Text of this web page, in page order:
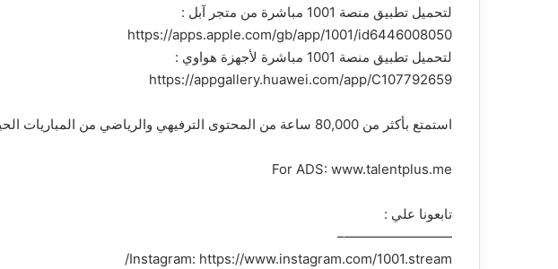
لتحميل تطبيق منصة 1001 مباشرة من متجر آبل :
https://apps.apple.com/gb/app/1001/id6446008050
لتحميل تطبيق منصة 1001 مباشرة لأجهزة هواوي :
https://appgallery.huawei.com/app/C107792659
استمتع بأكثر من 80,000 ساعة من المحتوى الترفيهي والرياضي من المباريات الحية إلى الأفلام والمسلسلات، كل هذا في مكان واحد. اكتشف عالم 1001 الآن
For ADS: www.talentplus.me
تابعونا علي :
————————–
Instagram: https://www.instagram.com/1001.stream/